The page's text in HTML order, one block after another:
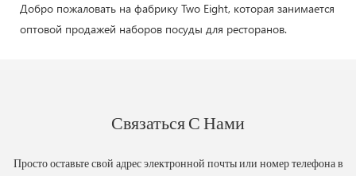
Добро пожаловать на фабрику Two Eight, которая занимается
оптовой продажей наборов посуды для ресторанов.
Связаться С Нами
Просто оставьте свой адрес электронной почты или номер телефона в